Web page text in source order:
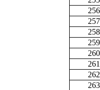
256
257
258
259
260
261
262
263